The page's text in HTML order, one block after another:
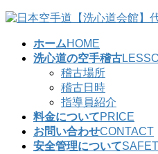
コ
ナ
ホームHOME
洗心道の空手稽古
稽古場所
稽古日時
指導員紹介
料金についてPRICE
お問い合わせCONTACT
安全管理について